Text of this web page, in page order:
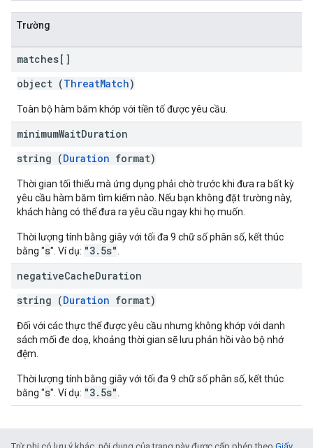
Trường
matches[]
object (ThreatMatch)
Toàn bộ hàm băm khớp với tiền tố được yêu cầu.
minimumWaitDuration
string (Duration format)
Thời gian tối thiểu mà ứng dụng phải chờ trước khi đưa ra bất kỳ
yêu cầu hàm băm tìm kiếm nào. Nếu bạn không đặt trường này,
khách hàng có thể đưa ra yêu cầu ngay khi họ muốn.
Thời lượng tính bằng giây với tối đa 9 chữ số phân số, kết thúc
bằng "s". Ví dụ: "3.5s"
negativeCacheDuration
string (Duration format)
Đối với các thực thể được yêu cầu nhưng không khớp với danh
sách mối đe doạ, khoảng thời gian sẽ lưu phản hồi vào bộ nhớ
đệm.
Thời lượng tính bằng giây với tối đa 9 chữ số phân số, kết thúc
bằng "s". Ví dụ: "3.5s"